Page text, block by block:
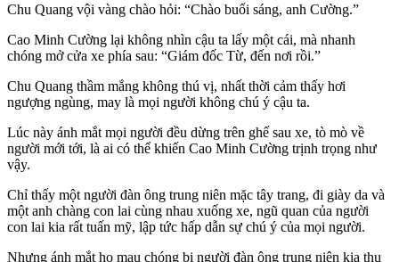
Chu Quang vội vàng chào hỏi: “Chào buổi sáng, anh Cường.”
Cao Minh Cường lại không nhìn cậu ta lấy một cái, mà nhanh
chóng mở cửa xe phía sau: “Giám đốc Từ, đến nơi rồi.”
Chu Quang thầm mắng không thú vị, nhất thời cảm thấy hơi
ngượng ngùng, may là mọi người không chú ý cậu ta.
Lúc này ánh mắt mọi người đều dừng trên ghế sau xe, tò mò về
người mới tới, là ai có thể khiến Cao Minh Cường trịnh trọng như
vậy.
Chỉ thấy một người đàn ông trung niên mặc tây trang, đi giày da và
một anh chàng con lai cùng nhau xuống xe, ngũ quan của người
con lai kia rất tuấn mỹ, lập tức hấp dẫn sự chú ý của mọi người.
Nhưng ánh mắt họ mau chóng bị người đàn ông trung niên kia thu